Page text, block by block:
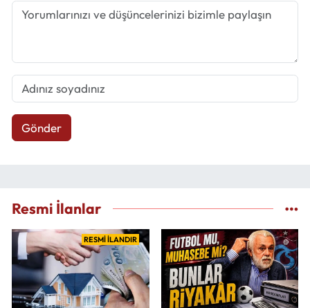
Gönder
Resmi İlanlar
RESMİ İLANDIR